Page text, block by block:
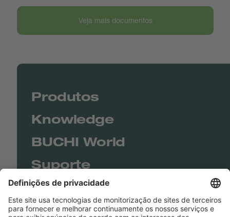
Veja mais documentos
Produtos
Knowledge
BUCHI World
Suporte
Shop
Contact us